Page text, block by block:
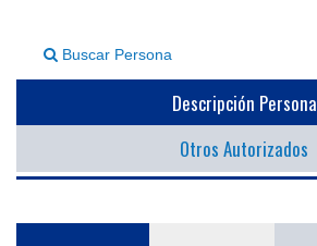
Buscar Persona
Descripción Persona
Otros Autorizados